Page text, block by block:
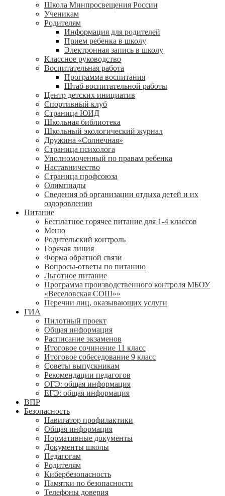
Школа Минпросвещения России
Ученикам
Родителям
Информация для родителей
Прием ребенка в школу
Электронная запись в школу
Классное руководство
Воспитательная работа
Программа воспитания
Штаб воспитательной работы
Центр детских инициатив
Спортивный клуб
Страница ЮИД
Школьная библиотека
Школьный экологический журнал
Дружина «Солнечная»
Страница психолога
Уполномоченный по правам ребенка
Наставничество
Страница профсоюза
Олимпиады
Сведения об организации отдыха детей и их
оздоровлении
Питание
Бесплатное горячее питание для 1-4 классов
Меню
Родительский контроль
Горячая линия
Форма обратной связи
Вопросы-ответы по питанию
Льготное питание
Программа производственного контроля МБОУ
«Веселовская СОШ»»
Перечни лиц, оказывающих услуги
ГИА
Пилотный проект
Общая информация
Расписание экзаменов
Итоговое сочинение 11 класс
Итоговое собеседование 9 класс
Советы выпускникам
Рекомендации педагогов
ОГЭ: общая информация
ЕГЭ: общая информация
ВПР
Безопасность
Навигатор профилактики
Общая информация
Нормативные документы
Документы школы
Педагогам
Родителям
Кибербезопасность
Памятки по безопасности
Телефоны доверия